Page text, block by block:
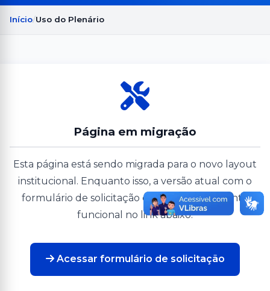
Início Uso do Plenário
Página em migração
Esta página está sendo migrada para o novo layout
institucional. Enquanto isso, a versão atual com o
formulário de solicitação continua plenamente
funcional no link abaixo.
Acessar formulário de solicitação